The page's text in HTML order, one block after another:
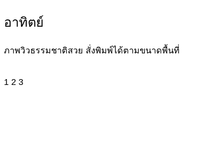
อาทิตย์
ภาพวิวธรรมชาติสวย สั่งพิมพ์ได้ตามขนาดพื้นที่
1 2 3